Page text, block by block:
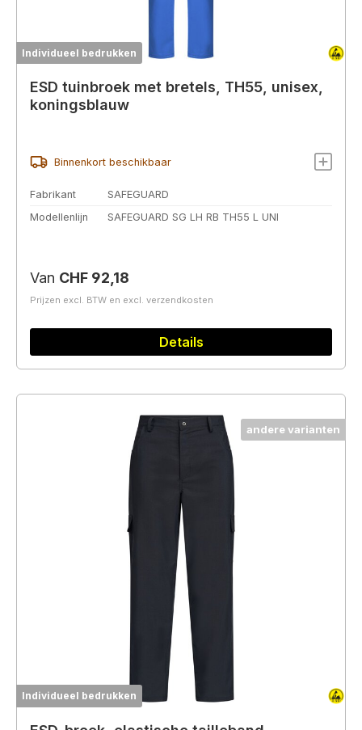
Individueel bedrukken
ESD tuinbroek met bretels, TH55, unisex,
koningsblauw
Binnenkort beschikbaar
Fabrikant
SAFEGUARD
Modellenlijn
SAFEGUARD SG LH RB TH55 L UNI
Normale prijs:
Van CHF 92,18
Prijzen excl. BTW en excl. verzendkosten
Details
andere varianten
Individueel bedrukken